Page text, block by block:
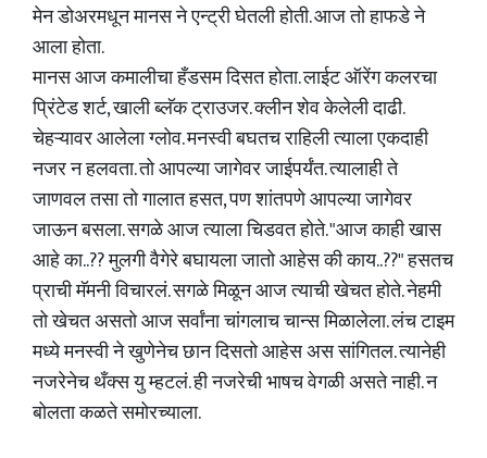
मेन डोअरमधून मानस ने एन्ट्री घेतली होती. आज तो हाफडे ने
आला होता.
मानस आज कमालीचा हँडसम दिसत होता. लाईट ऑरेंग कलरचा
प्रिंटेड शर्ट, खाली ब्लॅक ट्राउजर. क्लीन शेव केलेली दाढी.
चेहऱ्यावर आलेला ग्लोव. मनस्वी बघतच राहिली त्याला एकदाही
नजर न हलवता. तो आपल्या जागेवर जाईपर्यंत. त्यालाही ते
जाणवल तसा तो गालात हसत, पण शांतपणे आपल्या जागेवर
जाऊन बसला. सगळे आज त्याला चिडवत होते. "आज काही खास
आहे का..?? मुलगी वैगेरे बघायला जातो आहेस की काय..??" हसतच
प्राची मॅमनी विचारलं. सगळे मिळून आज त्याची खेचत होते. नेहमी
तो खेचत असतो आज सर्वांना चांगलाच चान्स मिळालेला. लंच टाइम
मध्ये मनस्वी ने खुणेनेच छान दिसतो आहेस अस सांगितल. त्यानेही
नजरेनेच थँक्स यु म्हटलं. ही नजरेची भाषच वेगळी असते नाही. न
बोलता कळते समोरच्याला.